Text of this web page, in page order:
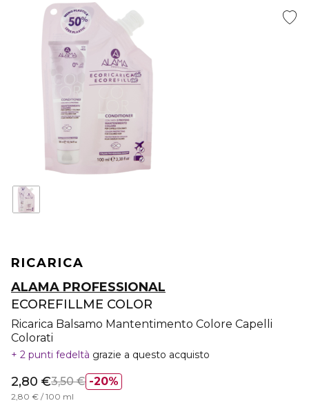
RICARICA
ALAMA PROFESSIONAL
ECOREFILLME COLOR
Ricarica Balsamo Mantentimento Colore Capelli
Colorati
2 punti fedeltà grazie a questo acquisto
20%
2,80 €3,50 €
2,80 € / 100 ml